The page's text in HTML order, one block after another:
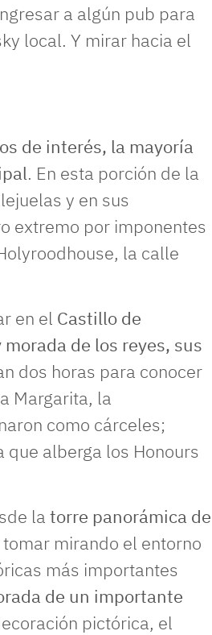
a algún pub para
local. Y mirar hacia el
de interés, la mayoría
. En esta porción de la
y en sus
extremo por imponentes
la calle
en el Castillo de
de los reyes, sus
dos horas para conocer
Margarita, la
como cárceles;
alberga los Honours
la torre panorámica de
mirando el entorno
más importantes
de un importante
pictórica, el